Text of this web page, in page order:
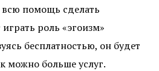
помощь сделать
роль «эгоизм»
бесплатностью, он будет
можно больше услуг.